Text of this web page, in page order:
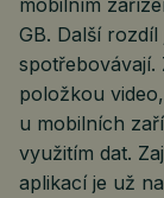
GB. Další
spotřebovávají.
položkou
u mobilních
využitím dat.
aplikací je už